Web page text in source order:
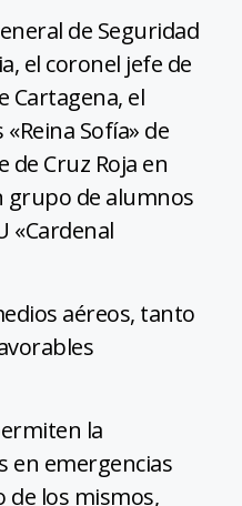
de Seguridad
el coronel jefe de
Cartagena, el
Sofía» de
de Cruz Roja en
grupo de alumnos
«Cardenal
aéreos, tanto
la
en emergencias
de los mismos,